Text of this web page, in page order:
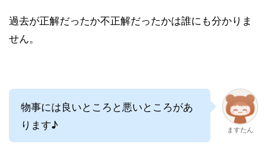
過去が正解だったか不正解だったかは誰にも分かりま
せん。
物事には良いところと悪いところがあ
ります♪
ますたん